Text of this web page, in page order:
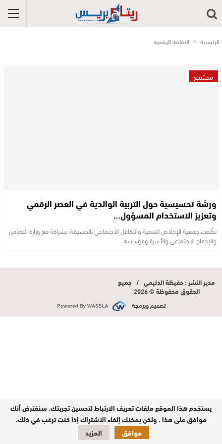
الرئيسية الثقافة الرقمية
مجتمع
ورشة تحسيسية حول التربية الوالدية في العصر الرقمي
وتعزيز الاستخدام المسؤول…
نظّمت جمعية الإخلاص للتنمية والتكافل الاجتماعي بالحسيمة، بشراكة مع وزارة التضامن
والإدماج الاجتماعي والأسرة ومؤسسة…
مدير النشر : حفيظة الدليمي / جميع
الحقوق محفوظة © 2026
تصميم وبرمجة
يستخدم هذا الموقع ملفات تعريف الارتباط لتحسين تجربتك. سنفترض أنك
موافق على هذا ، ولكن يمكنك إلغاء الاشتراك إذا كنت ترغب في ذلك.
موافق
المزيد